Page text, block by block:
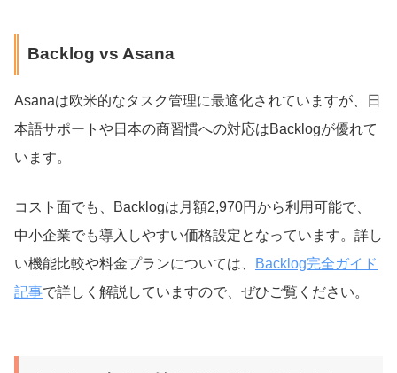
Backlog vs Asana
Asanaは欧米的なタスク管理に最適化されていますが、日
本語サポートや日本の商習慣への対応はBacklogが優れて
います。
コスト面でも、Backlogは月額2,970円から利用可能で、
中小企業でも導入しやすい価格設定となっています。詳し
い機能比較や料金プランについては、
Backlog完全ガイド
記事で詳しく解説していますので、ぜひご覧ください。